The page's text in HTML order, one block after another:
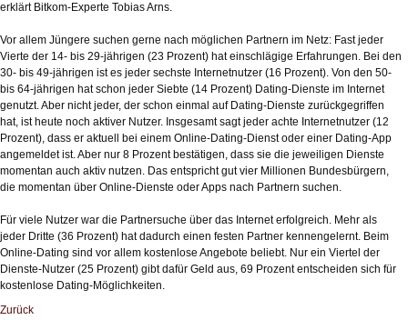
erklärt Bitkom-Experte Tobias Arns.
Vor allem Jüngere suchen gerne nach möglichen Partnern im Netz: Fast jeder
Vierte der 14- bis 29-jährigen (23 Prozent) hat einschlägige Erfahrungen. Bei den
30- bis 49-jährigen ist es jeder sechste Internetnutzer (16 Prozent). Von den 50-
bis 64-jährigen hat schon jeder Siebte (14 Prozent) Dating-Dienste im Internet
genutzt. Aber nicht jeder, der schon einmal auf Dating-Dienste zurückgegriffen
hat, ist heute noch aktiver Nutzer. Insgesamt sagt jeder achte Internetnutzer (12
Prozent), dass er aktuell bei einem Online-Dating-Dienst oder einer Dating-App
angemeldet ist. Aber nur 8 Prozent bestätigen, dass sie die jeweiligen Dienste
momentan auch aktiv nutzen. Das entspricht gut vier Millionen Bundesbürgern,
die momentan über Online-Dienste oder Apps nach Partnern suchen.
Für viele Nutzer war die Partnersuche über das Internet erfolgreich. Mehr als
jeder Dritte (36 Prozent) hat dadurch einen festen Partner kennengelernt. Beim
Online-Dating sind vor allem kostenlose Angebote beliebt. Nur ein Viertel der
Dienste-Nutzer (25 Prozent) gibt dafür Geld aus, 69 Prozent entscheiden sich für
kostenlose Dating-Möglichkeiten.
Zurück